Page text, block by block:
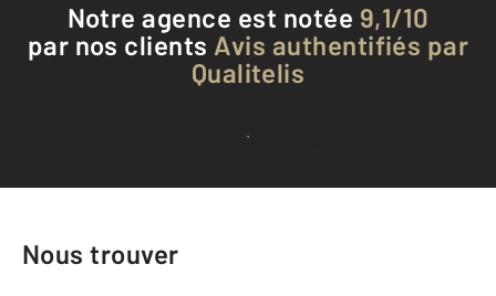
Notre agence est notée 9,1/10
par nos clients Avis authentifiés par
Qualitelis
Voir tous les avis clients
Nous trouver